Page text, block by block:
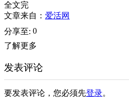
全文完
文章来自： 爱活网
分享至: 0
了解更多
发表评论
要发表评论，您必须先登录。